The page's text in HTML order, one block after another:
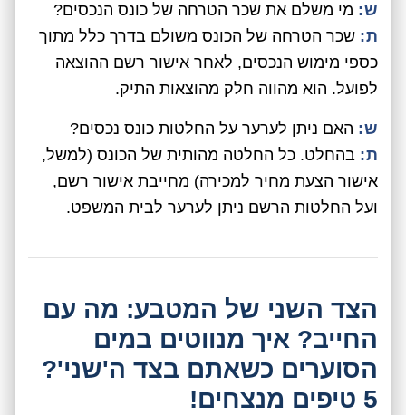
ש: מי משלם את שכר הטרחה של כונס הנכסים?
ת: שכר הטרחה של הכונס משולם בדרך כלל מתוך
כספי מימוש הנכסים, לאחר אישור רשם ההוצאה
לפועל. הוא מהווה חלק מהוצאות התיק.
ש: האם ניתן לערער על החלטות כונס נכסים?
ת: בהחלט. כל החלטה מהותית של הכונס (למשל,
אישור הצעת מחיר למכירה) מחייבת אישור רשם,
ועל החלטות הרשם ניתן לערער לבית המשפט.
הצד השני של המטבע: מה עם
החייב? איך מנווטים במים
הסוערים כשאתם בצד ה'שני'?
5 טיפים מנצחים!